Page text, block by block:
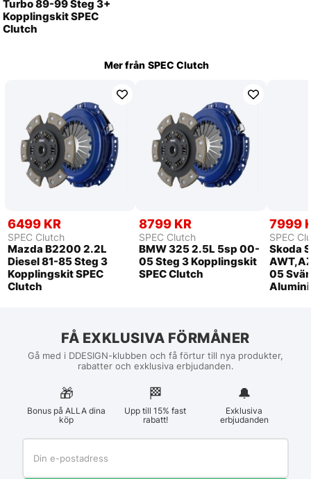
Turbo 89-99 Steg 3+
Kopplingskit SPEC
Clutch
Mer från SPEC Clutch
6499 KR
SPEC Clutch
Mazda B2200 2.2L
Diesel 81-85 Steg 3
Kopplingskit SPEC
Clutch
8799 KR
SPEC Clutch
BMW 325 2.5L 5sp 00-
05 Steg 3 Kopplingskit
SPEC Clutch
7999
SPEC
Skoda
05
FÅ EXKLUSIVA FÖRMÅNER
Gå med i DDESIGN-klubben och få förtur till nya produkter,
rabatter och exklusiva erbjudanden.
🎁
Bonus på ALLA dina
köp
🏁︎
Upp till 15% fast
rabatt!
🔔
Exklusiva
erbjudanden